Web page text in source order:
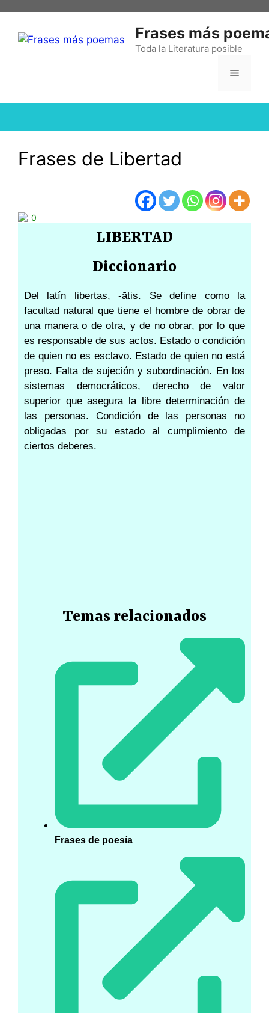
Frases más
Toda la Literatura posible
Frases de Libertad
0
LIBERTAD
Diccionario
Del latín libertas, -ātis. Se define como la
facultad natural que tiene el hombre de obrar de
una manera o de otra, y de no obrar, por lo que
es responsable de sus actos. Estado o condición
de quien no es esclavo. Estado de quien no está
preso. Falta de sujeción y subordinación. En los
sistemas democráticos, derecho de valor
superior que asegura la libre determinación de
las personas. Condición de las personas no
obligadas por su estado al cumplimiento de
ciertos deberes.
Temas relacionados
Frases de poesía